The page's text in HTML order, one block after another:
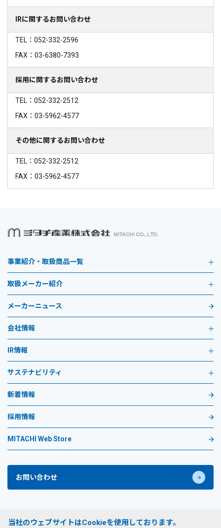
IRに関するお問い合わせ
TEL：052-332-2596
FAX：03-6380-7393
採用に関するお問い合わせ
TEL：052-332-2512
FAX：03-5962-4577
その他に関するお問い合わせ
TEL：052-332-2512
FAX：03-5962-4577
事業紹介・取扱商品一覧
取扱メーカー紹介
メーカーニュース
会社情報
IR情報
サステナビリティ
新着情報
採用情報
MITACHI Web Store
お問い合わせ
当社のウェブサイトはCookieを使用しております。